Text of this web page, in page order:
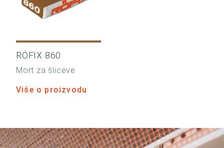
RÖFIX 860
Mort za šliceve
Više o proizvodu